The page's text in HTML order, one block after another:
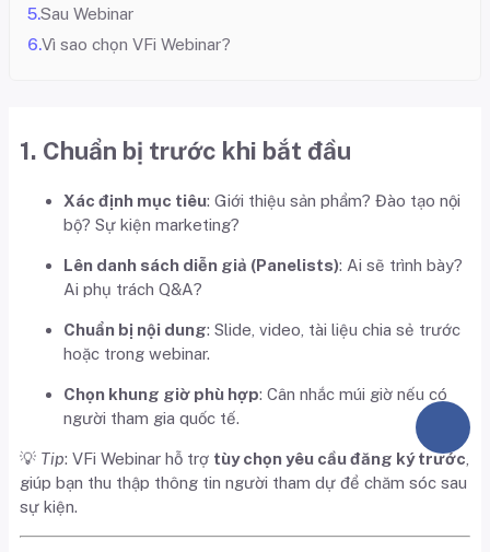
Sau Webinar
Vì sao chọn VFi Webinar?
1. Chuẩn bị trước khi bắt đầu
Xác định mục tiêu: Giới thiệu sản phẩm? Đào tạo nội
bộ? Sự kiện marketing?
Lên danh sách diễn giả (Panelists): Ai sẽ trình bày?
Ai phụ trách Q&A?
Chuẩn bị nội dung: Slide, video, tài liệu chia sẻ trước
hoặc trong webinar.
Chọn khung giờ phù hợp: Cân nhắc múi giờ nếu có
người tham gia quốc tế.
💡 Tip: VFi Webinar hỗ trợ tùy chọn yêu cầu đăng ký trước
giúp bạn thu thập thông tin người tham dự để chăm sóc sau
sự kiện.